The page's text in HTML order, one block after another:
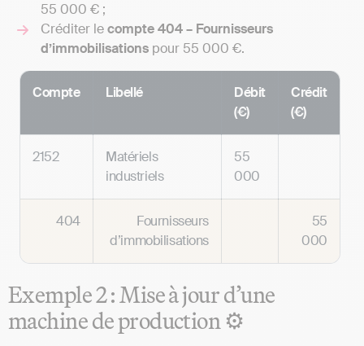
55 000 € ;
Créditer lecompte 404 – Fournisseurs
d’immobilisations pour 55 000 €.
Compte Libellé
Débit
(€)
Crédit
(€)
2152
Matériels
industriels
55
000
404
Fournisseurs
d’immobilisations
55
000
Exemple 2 : Mise à jour d’une
machine de production ⚙️